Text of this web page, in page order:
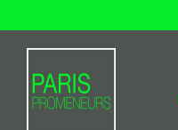
Aller à...